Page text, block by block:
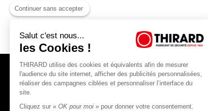
Continuer sans accepter
Salut c'est nous...
les Cookies !
THIRARD utilise des cookies et équivalents afin de mesurer
l'audience du site internet, afficher des publicités personnalisées,
réaliser des campagnes ciblées et personnaliser l’interface du
site.
Cliquez sur « OK pour moi » pour donner votre consentement.